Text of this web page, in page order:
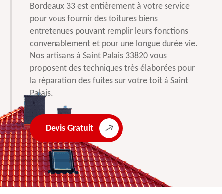
Bordeaux 33 est entièrement à votre service
pour vous fournir des toitures biens
entretenues pouvant remplir leurs fonctions
convenablement et pour une longue durée vie.
Nos artisans à Saint Palais 33820 vous
proposent des techniques très élaborées pour
la réparation des fuites sur votre toit à Saint
Palais.
Devis Gratuit